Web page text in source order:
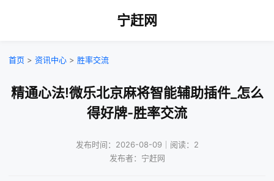
宁赶网
首页 > 资讯中心 > 胜率交流
精通心法!微乐北京麻将智能辅助插件_怎么
得好牌-胜率交流
发布时间：2026-08-09｜阅读：2
发布者：宁赶网